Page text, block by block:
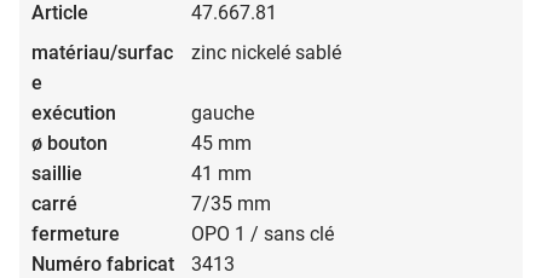
47.667.81
zinc nickelé sablé
gauche
45 mm
41 mm
7/35 mm
OPO 1 / sans clé
3413